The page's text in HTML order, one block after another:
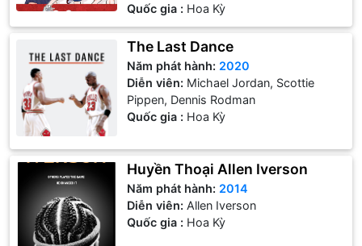
Quốc gia : Hoa Kỳ
The Last Dance
Năm phát hành: 2020
Diễn viên: Michael Jordan, Scottie
Pippen, Dennis Rodman
Quốc gia : Hoa Kỳ
Huyền Thoại Allen Iverson
Năm phát hành: 2014
Diễn viên:Allen Iverson
Quốc gia : Hoa Kỳ